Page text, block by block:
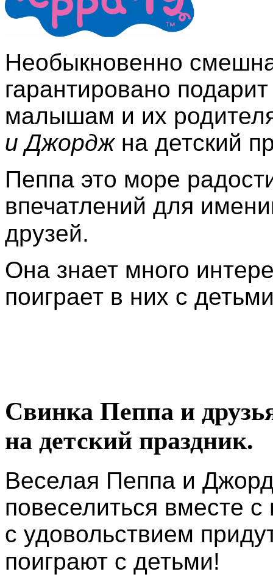
Необыкновенно
гарантировано
малышам и их
и Джорджна детский
Пеппа это море
впечатлений для
друзей.
Она знает много
поиграет в них с
Свинка Пеппа и
на детский праздник.
Веселая Пеппа и
повеселиться вместе
с удовольствием
поиграют с детьми!